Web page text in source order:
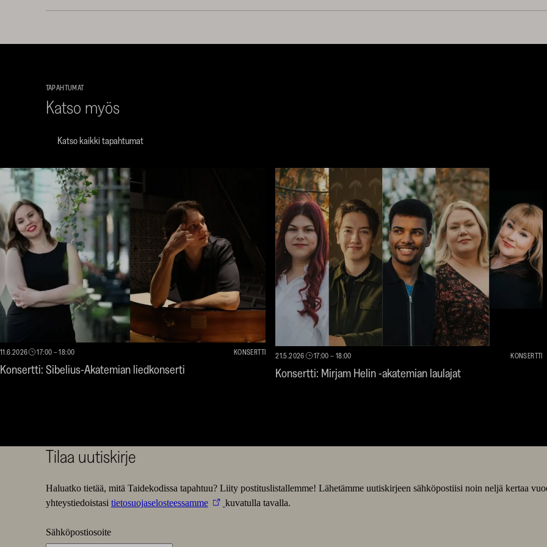
TAPAHTUMAT
Katso myös
Katso kaikki tapahtumat
11.6.2026 17:00 –18:00 KONSERTTI
Konsertti: Sibelius-Akatemian liedkonserti
21.5.2026 17:00– 18:00 KONSERTTI
Konsertti: Mirjam Helin -akatemian laulajat
Tilaa uutiskirje
Haluatko tietää, mitä Taidekodissa tapahtuu? Liity postituslistallemme! Lähetämme uutiskirjeen sähköpostiisi noin neljä kertaa
yhteystiedoistasi tietosuojaselosteessamme kuvatulla tavalla.
Sähköpostiosoite